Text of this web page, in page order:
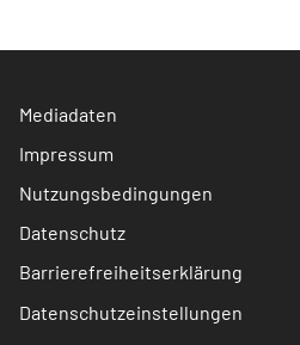
Mediadaten
Impressum
Nutzungsbedingungen
Datenschutz
Barrierefreiheitserklärung
Datenschutzeinstellungen